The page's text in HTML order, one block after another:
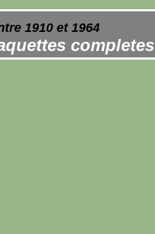
1910 et 1964
completes